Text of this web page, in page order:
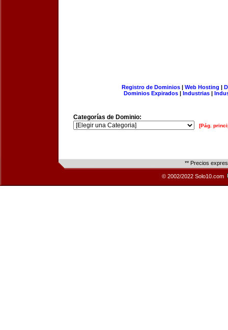
Registro de Dominios| Web Hosting |
Dominios Expirados | Industrias |
Categorías de Dominio:
[Pág.
** Precios
© 2002/2022 Solo10.com